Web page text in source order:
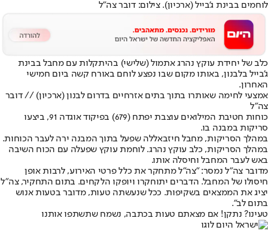
לוחמים בבינת ג'בייל (ארכיון). צילום: דובר צה"ל
כלב של יחידת עוקץ נהרג אתמול (שלישי) בהיתקלות עם מחבל בבינת
ג'בייל בלבנון, באותו מקום שבו נפצע לוחם באורח קשה ביום חמישי
האחרון.
אמצעי לחימה שאותרו בתוך בתים אזרחיים בדרום לבנון (ארכיון) // דובר
צה"ל
כוחות חטיבת המילואים עוצבת יפתח (679) בפיקוד אוגדה 91, ביצעו
סריקות במבנה בו.
במהלך הסריקות, מחבל חיזבאללה שפעל בתוך המבנה ירה לעבר הכוחות.
במהלך הסריקות, כלב עוקץ נהרג. לוחמת עוקץ שפעלה עם הכוח השיבה
באש לעבר המחבל וחיסלה אותו.
מדובר צה"ל נמסר: "צה"ל מתחקר את כלל פרטי האירוע, לרבות אופן
חיסולו של המחבל. הדברים יתוחקרו ויופקו הלקחים. בתום התחקיר, צה"ל
יציג את הממצאים בשקיפות. ככל שנעשתה טעות, מדובר בטעות אנוש
בתום לב".
טעינו? נתקן! אם מצאתם טעות בכתבה, נשמח שתשתפו אותנו